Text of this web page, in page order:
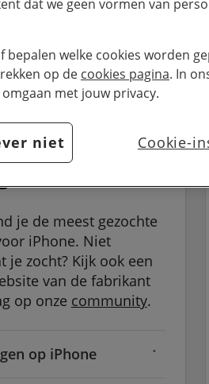
je de meest gezochte
iPhone. Niet
je zocht? Kijk ook een
van de fabrikant
op onze community.
op iPhone
dat we geen vormen van
bepalen welke cookies worden
op de cookies pagina. In
met jouw privacy.
niet Cookie-